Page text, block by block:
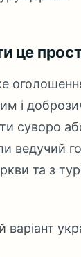
це
і
суворо
ведучий
та з
варіант